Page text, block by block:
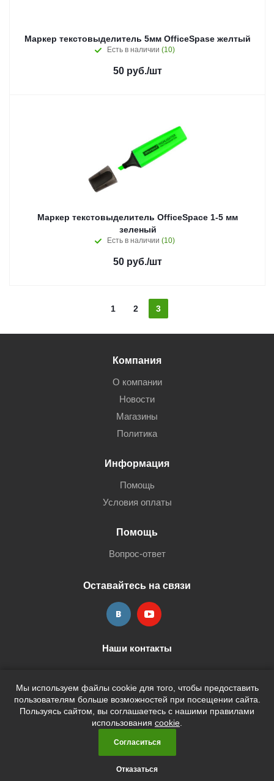
Маркер текстовыделитель 5мм OfficeSpase желтый
Есть в наличии (10)
50 руб./шт
Маркер текстовыделитель OfficeSpace 1-5 мм
зеленый
Есть в наличии (10)
50 руб./шт
1 2 3
Мы используем файлы cookie для того, чтобы предоставить
пользователям больше возможностей при посещении сайта.
Пользуясь сайтом, вы соглашаетесь с нашими правилами
использования cookie
Согласиться
Отказаться
Компания
О компании
Новости
Магазины
Политика
Информация
Помощь
Условия оплаты
Помощь
Вопрос-ответ
Оставайтесь на связи
Наши контакты
2026 © Кан-Тэррия Kids